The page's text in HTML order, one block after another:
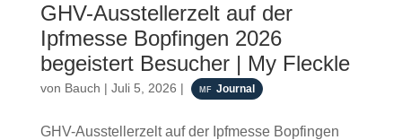
GHV-Ausstellerzelt auf der
Ipfmesse Bopfingen 2026
begeistert Besucher | My Fleckle
von Bauch | Juli 5, 2026 | Journal
GHV-Ausstellerzelt auf der Ipfmesse Bopfingen